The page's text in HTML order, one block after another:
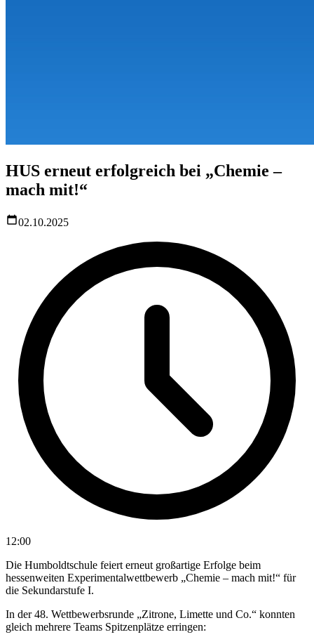
HUS erneut erfolgreich bei „Chemie –
mach mit!“
02.10.2025
12:00
Die Humboldtschule feiert erneut großartige Erfolge beim
hessenweiten Experimentalwettbewerb „Chemie – mach mit!“ für
die Sekundarstufe I.
In der 48. Wettbewerbsrunde „Zitrone, Limette und Co.“ konnten
gleich mehrere Teams Spitzenplätze erringen: